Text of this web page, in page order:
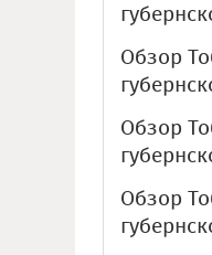
Обзор
Обзор
Обзор